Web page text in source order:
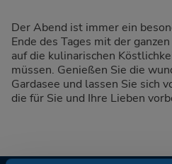
Der Abend ist immer ein
Ende des Tages mit der
auf die kulinarischen
müssen. Genießen Sie die
Gardasee und lassen Sie sich
die für Sie und Ihre Lieben